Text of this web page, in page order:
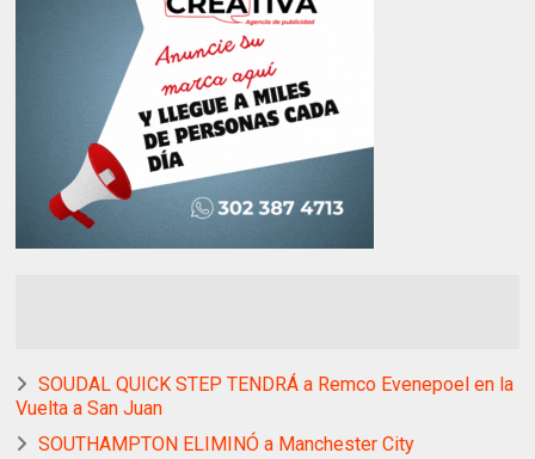
SOUDAL QUICK STEP TENDRÁ a Remco Evenepoel en la
Vuelta a San Juan
SOUTHAMPTON ELIMINÓ a Manchester City